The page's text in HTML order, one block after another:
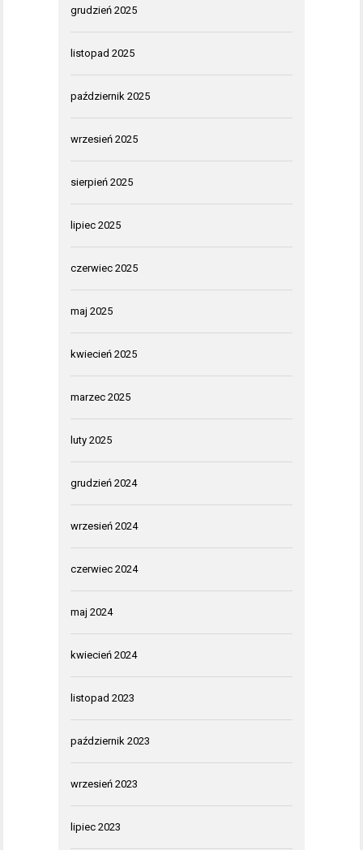
grudzień 2025
listopad 2025
październik 2025
wrzesień 2025
sierpień 2025
lipiec 2025
czerwiec 2025
maj 2025
kwiecień 2025
marzec 2025
luty 2025
grudzień 2024
wrzesień 2024
czerwiec 2024
maj 2024
kwiecień 2024
listopad 2023
październik 2023
wrzesień 2023
lipiec 2023